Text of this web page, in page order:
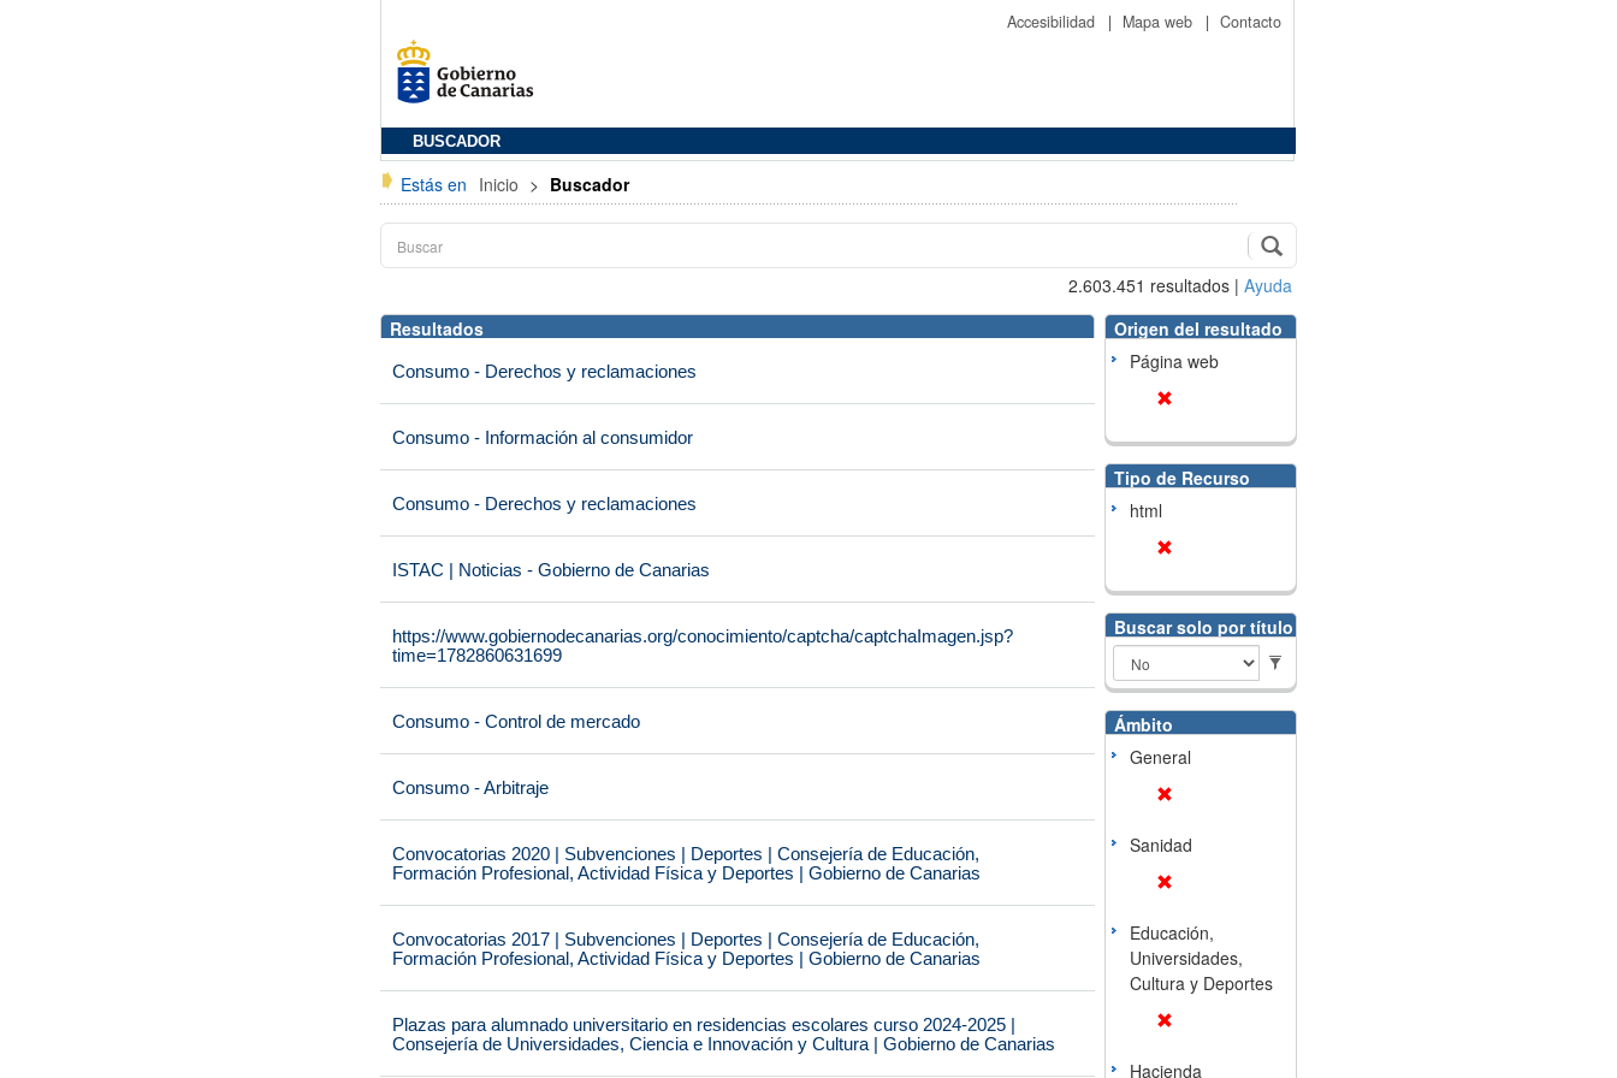
Accesibilidad | Mapa web | Contacto
BUSCADOR
Estás en Inicio > Buscador
2.603.451 resultados | Ayuda
Resultados
Consumo - Derechos y reclamaciones
Consumo - Información al consumidor
Consumo - Derechos y reclamaciones
ISTAC | Noticias - Gobierno de Canarias
https://www.gobiernodecanarias.org/conocimiento/captcha/captchaImagen.jsp?
time=1782860631699
Consumo - Control de mercado
Consumo - Arbitraje
Convocatorias 2020 | Subvenciones | Deportes | Consejería de Educación,
Formación Profesional, Actividad Física y Deportes | Gobierno de Canarias
Convocatorias 2017 | Subvenciones | Deportes | Consejería de Educación,
Formación Profesional, Actividad Física y Deportes | Gobierno de Canarias
Plazas para alumnado universitario en residencias escolares curso 2024-2025 |
Consejería de Universidades, Ciencia e Innovación y Cultura | Gobierno de Canarias
Origen del resultado
Página web
Tipo de Recurso
html
Buscar solo por título
Ámbito
General
Sanidad
Educación,
Universidades,
Cultura y Deportes
Hacienda